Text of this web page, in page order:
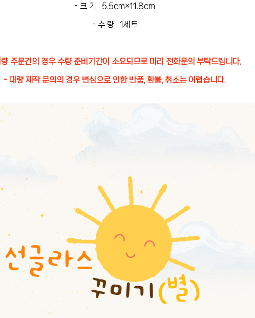
- 크 기 : 5.5cm×11.8cm
- 수 량 : 1세트
주문건의 경우 수량 준비기간이 소요되므로 미리 전화문의 부탁드립니다.
- 대량 제작 문의의 경우 변심으로 인한 반품, 환불, 취소는 어렵습니다.